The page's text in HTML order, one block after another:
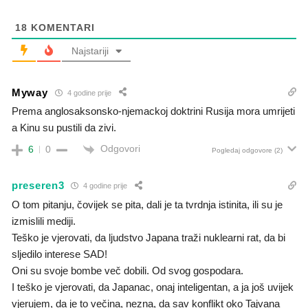
18 KOMENTARI
Najstariji
Myway 4 godine prije
Prema anglosaksonsko-njemackoj doktrini Rusija mora umrijeti
a Kinu su pustili da zivi.
6 0 Odgovori Pogledaj odgovore (2)
preseren3 4 godine prije
O tom pitanju, čovijek se pita, dali je ta tvrdnja istinita, ili su je
izmislili mediji.
Teško je vjerovati, da ljudstvo Japana traži nuklearni rat, da bi
sljedilo interese SAD!
Oni su svoje bombe več dobili. Od svog gospodara.
I teško je vjerovati, da Japanac, onaj inteligentan, a ja još uvijek
vjerujem, da je to večina, nezna, da sav konflikt oko Tajvana